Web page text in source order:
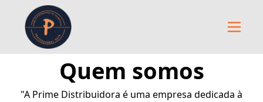
Quem somos
"A Prime Distribuidora é uma empresa dedicada à